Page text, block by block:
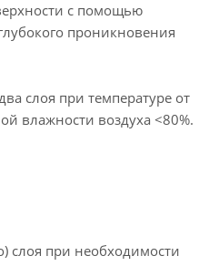
с помощью
проникновения
слоя при температуре от
влажности воздуха <80%.
слоя при необходимости